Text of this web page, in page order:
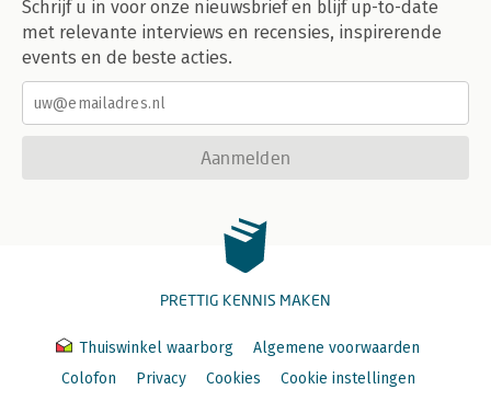
Schrijf u in voor onze nieuwsbrief en blijf up-to-date
met relevante interviews en recensies, inspirerende
events en de beste acties.
Aanmelden
PRETTIG KENNIS MAKEN
Thuiswinkel waarborg
Algemene voorwaarden
Colofon
Privacy Cookies
Cookie instellingen